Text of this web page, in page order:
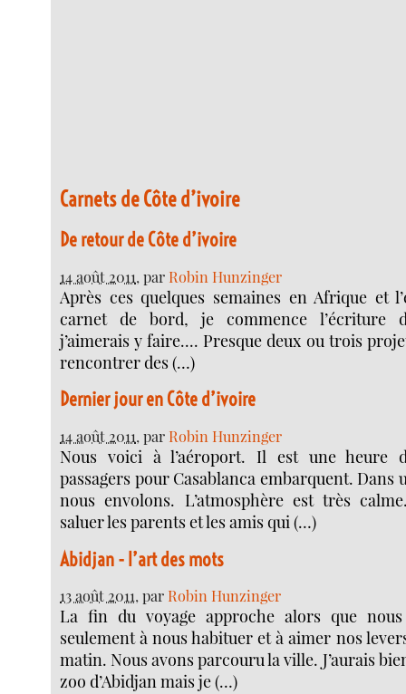
Carnets de Côte d’ivoire
De retour de Côte d’ivoire
14 août 2011, par Robin Hunzinger
Après ces quelques semaines en Afrique et
carnet de bord, je commence l’écriture
j’aimerais y faire.... Presque deux ou trois
rencontrer des (…)
Dernier jour en Côte d’ivoire
14 août 2011, par Robin Hunzinger
Nous voici à l’aéroport. Il est une heure
passagers pour Casablanca embarquent. Dans
nous envolons. L’atmosphère est très
saluer les parents et les amis qui (…)
Abidjan - l’art des mots
13 août 2011, par Robin Hunzinger
La fin du voyage approche alors que nous
seulement à nous habituer et à aimer nos
matin. Nous avons parcouru la ville. J’aurais
zoo d’Abidjan mais je (…)